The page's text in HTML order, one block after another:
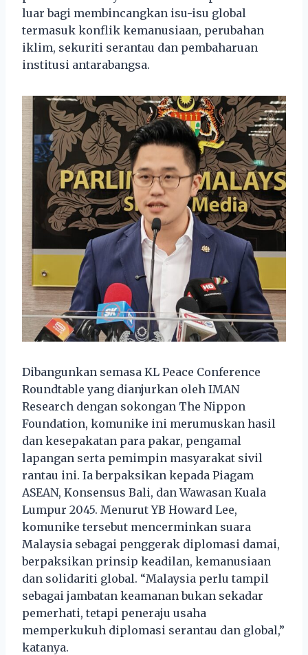
luar bagi membincangkan isu-isu global
termasuk konflik kemanusiaan, perubahan
iklim, sekuriti serantau dan pembaharuan
institusi antarabangsa.
Dibangunkan semasa KL Peace Conference
Roundtable yang dianjurkan oleh IMAN
Research dengan sokongan The Nippon
Foundation, komunike ini merumuskan hasil
dan kesepakatan para pakar, pengamal
lapangan serta pemimpin masyarakat sivil
rantau ini. Ia berpaksikan kepada Piagam
ASEAN, Konsensus Bali, dan Wawasan Kuala
Lumpur 2045. Menurut YB Howard Lee,
komunike tersebut mencerminkan suara
Malaysia sebagai penggerak diplomasi damai,
berpaksikan prinsip keadilan, kemanusiaan
dan solidariti global. “Malaysia perlu tampil
sebagai jambatan keamanan bukan sekadar
pemerhati, tetapi peneraju usaha
memperkukuh diplomasi serantau dan global,”
katanya.